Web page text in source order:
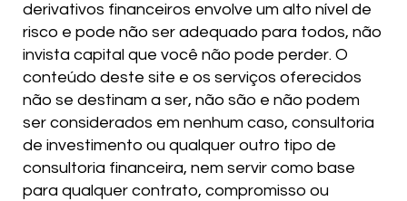
derivativos financeiros envolve um alto nível de
risco e pode não ser adequado para todos, não
invista capital que você não pode perder. O
conteúdo deste site e os serviços oferecidos
não se destinam a ser, não são e não podem
ser considerados em nenhum caso, consultoria
de investimento ou qualquer outro tipo de
consultoria financeira, nem servir como base
para qualquer contrato, compromisso ou